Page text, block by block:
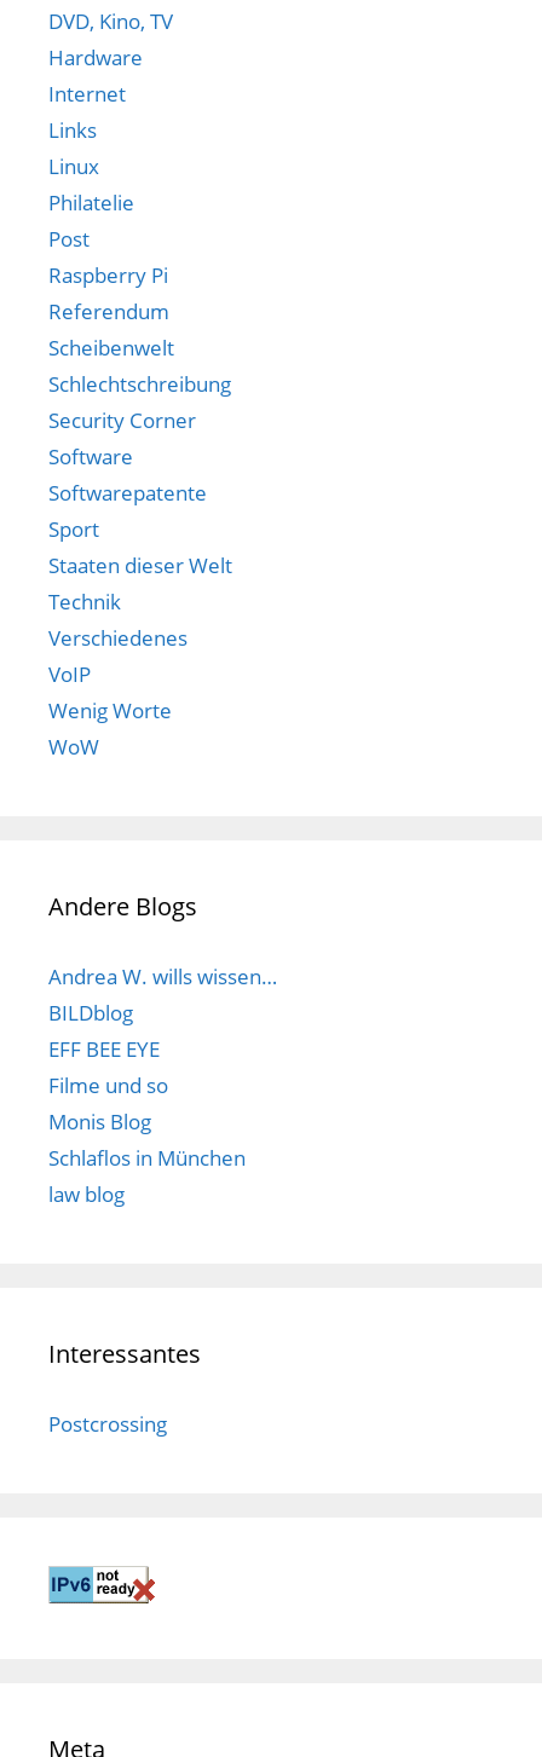
DVD, Kino, TV
Hardware
Internet
Links
Linux
Philatelie
Post
Raspberry Pi
Referendum
Scheibenwelt
Schlechtschreibung
Security Corner
Software
Softwarepatente
Sport
Staaten dieser Welt
Technik
Verschiedenes
VoIP
Wenig Worte
WoW
Andere Blogs
Andrea W. wills wissen…
BILDblog
EFF BEE EYE
Filme und so
Monis Blog
Schlaflos in München
law blog
Interessantes
Postcrossing
Meta